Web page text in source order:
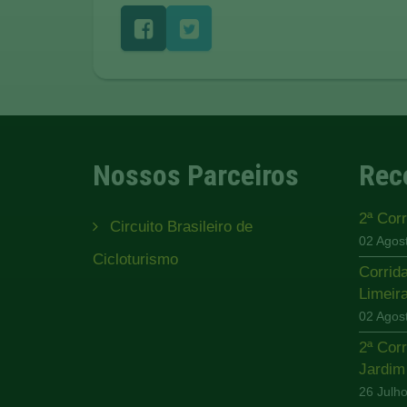
Nossos Parceiros
Circuito Brasileiro de
Cicloturismo
2ª
02
02
2ª
26